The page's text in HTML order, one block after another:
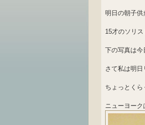
明日の朝子供
15才のソリ
下の写真は
さて私は明
ちょっとく
ニューヨーク